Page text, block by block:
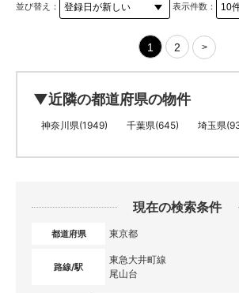
並び替え： 表示件数：
1 2 >
▼近隣の都道府県の物件
神奈川県(1949) 千葉県(645) 埼玉県
現在の検索条件
都道府県 東京都
路線/駅
東急大井町線
尾山台